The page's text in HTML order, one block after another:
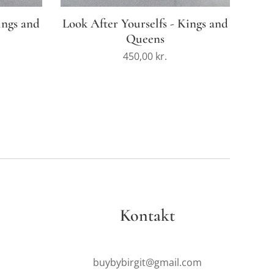
and
Look After Yourselfs - Kings and
Queens
450,00 kr.
Kontakt
buybybirgit@gmail.com